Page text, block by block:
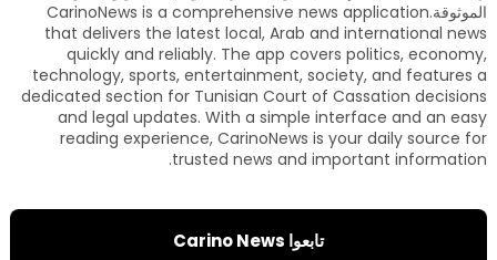
الموثوقة.CarinoNews is a comprehensive news application
that delivers the latest local, Arab and international news
quickly and reliably. The app covers politics, economy,
technology, sports, entertainment, society, and features a
dedicated section for Tunisian Court of Cassation decisions
and legal updates. With a simple interface and an easy
reading experience, CarinoNews is your daily source for
trusted news and important information.
تابعوا Carino News